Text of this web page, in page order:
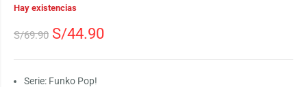
Hay existencias
S/69.90 S/44.90
Serie: Funko Pop!